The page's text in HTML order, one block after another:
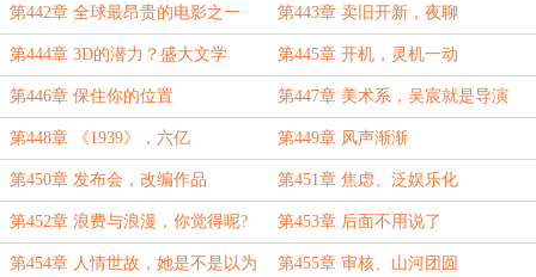
第442章 全球最昂贵的电影之一 第443章 卖旧开新，夜聊
第444章 3D的潜力？盛大文学 第445章 开机，灵机一动
第446章 保住你的位置 第447章 美术系，吴宸就是导演
第448章 《1939》，六亿 第449章 风声渐渐
第450章 发布会，改编作品 第451章 焦虑、泛娱乐化
第452章 浪费与浪漫，你觉得呢? 第453章 后面不用说了
第454章 人情世故，她是不是以为 第455章 审核、山河团圆